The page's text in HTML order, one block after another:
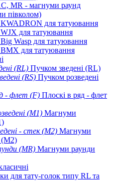
MR - магнуми раунд
півколом)
для татуювання
для татуювання
Wasp для татуювання
для татуювання
Пучком зведені (RL)
Пучком розведені
Плоскі в ряд - флет
Магнуми
Магнуми
(M2)
Магнуми раунди
для тату-голок типу RL та